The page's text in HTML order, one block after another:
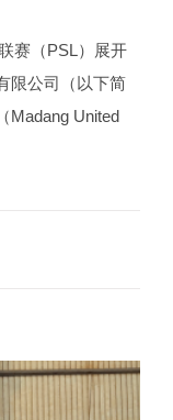
队征战巴新
赛（PSL）展开
限公司（以下简
Madang United